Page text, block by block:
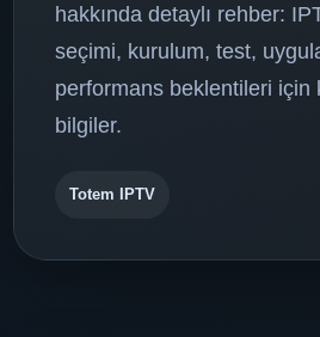
hakkında detaylı rehber:
seçimi, kurulum, test,
performans beklentileri için
bilgiler.
Totem IPTV